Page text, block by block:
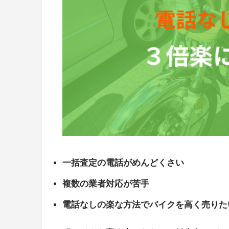
一括査定の電話がめんどくさい
複数の業者対応が苦手
電話なしの楽な方法でバイクを高く売り